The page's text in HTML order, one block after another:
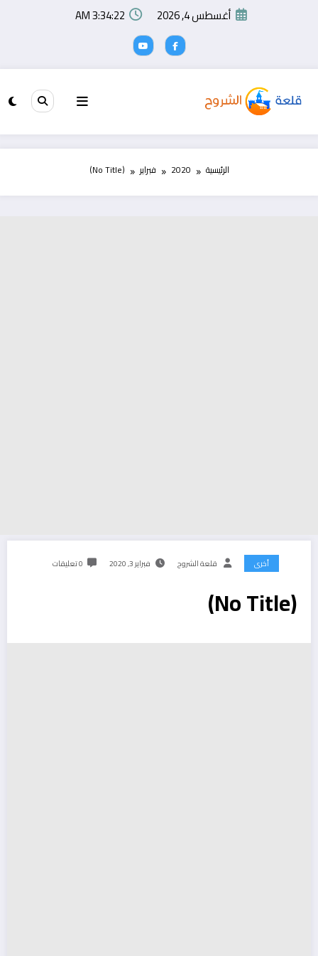
أغسطس 4, 2026 3:34:22 AM
الرئيسية 2020 فبراير (No Title)
أخرى قلعة الشروح فبراير 3, 2020 0 تعليقات
(No Title)